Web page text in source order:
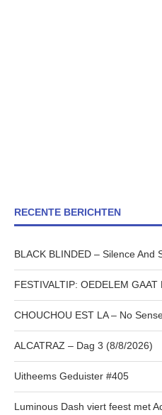
RECENTE BERICHTEN
BLACK BLINDED – Silence And
FESTIVALTIP: OEDELEM GAAT
CHOUCHOU EST LA – No
ALCATRAZ – Dag 3 (8/8/2026)
Uitheems Geduister #405
Luminous Dash viert feest met